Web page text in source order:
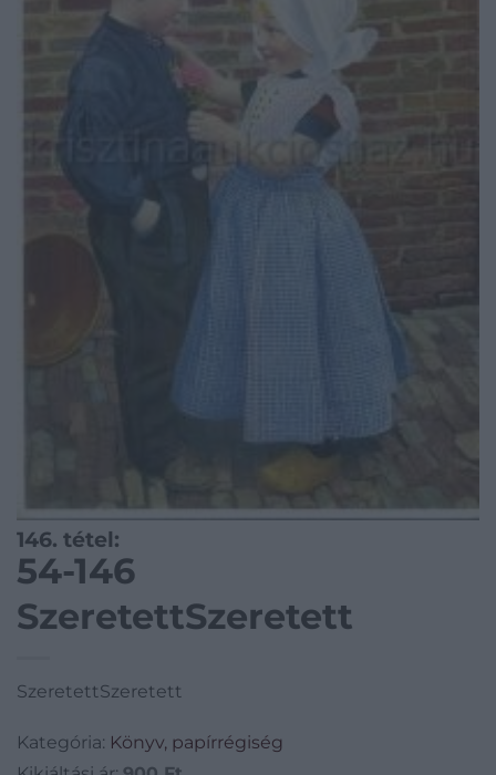
146. tétel:
54-146
SzeretettSzeretett
SzeretettSzeretett
Kategória: Könyv, papírrégiség